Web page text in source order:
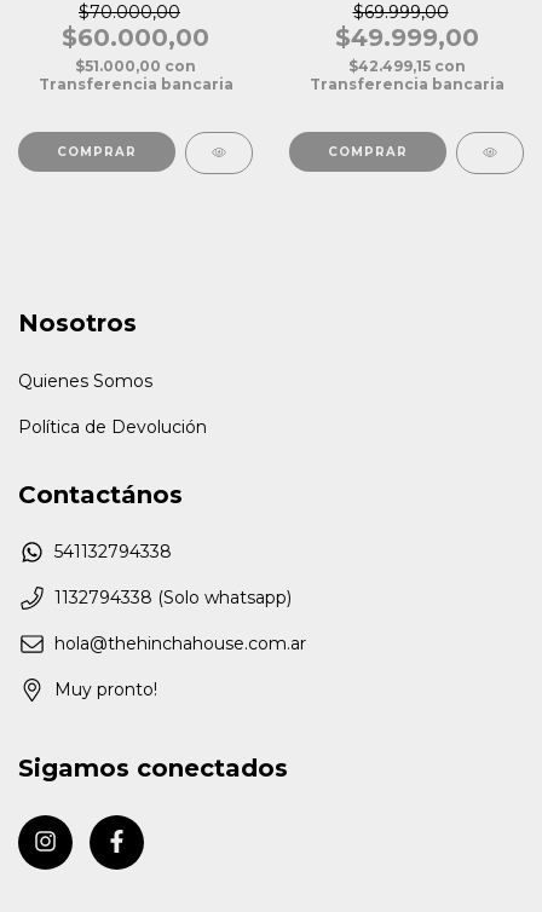
$70.000,00
$60.000,00
$51.000,00 con
Transferencia bancaria
COMPRAR
$69.999,00
$49.999,00
$42.499,15 con
Transferencia bancaria
COMPRAR
Nosotros
Quienes Somos
Política de Devolución
Contactános
541132794338
1132794338 (Solo whatsapp)
hola@thehinchahouse.com.ar
Muy pronto!
Sigamos conectados